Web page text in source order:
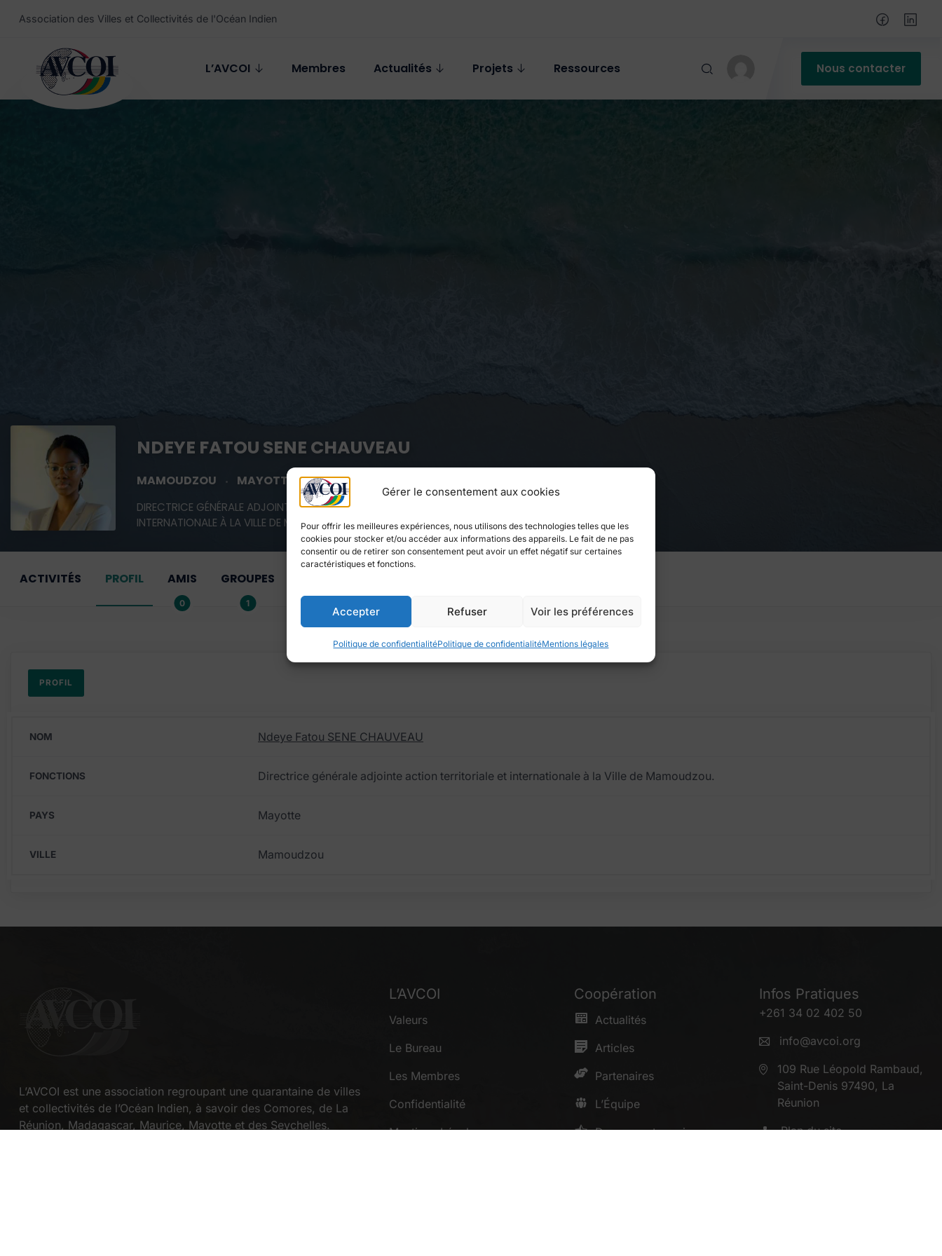
Gérer le consentement aux cookies
Pour offrir les meilleures expériences, nous utilisons des technologies telles que les
cookies pour stocker et/ou accéder aux informations des appareils. Le fait de ne pas
consentir ou de retirer son consentement peut avoir un effet négatif sur certaines
caractéristiques et fonctions.
Accepter Refuser Voir les préférences
Politique de confidentialitéPolitique de confidentialitéMentions légales
Association des Villes et Collectivités de l'Océan Indien
L’AVCOI Membres Actualités Projets Ressources Nous contacter
NDEYE FATOU SENE CHAUVEAU
MAMOUDZOU MAYOTTE
DIRECTRICE GÉNÉRALE ADJOINTE ACTION TERRITORIALE ET
INTERNATIONALE À LA VILLE DE MAMOUDZOU.
ACTIVITÉS PROFIL AMIS
0
GROUPES
1
PROFIL
NOM Ndeye Fatou SENE CHAUVEAU
FONCTIONS Directrice générale adjointe action territoriale et internationale à la Ville de Mamoudzou.
PAYS Mayotte
VILLE Mamoudzou
L’AVCOI est une association regroupant une quarantaine de villes
et collectivités de l’Océan Indien, à savoir des Comores, de La
Réunion, Madagascar, Maurice, Mayotte et des Seychelles.
L’AVCOI
Valeurs
Le Bureau
Les Membres
Confidentialité
Mentions Légales
Coopération
Actualités
Articles
Partenaires
L’Équipe
Donnez votre avis
Infos Pratiques
+261 34 02 402 50
info@avcoi.org
109 Rue Léopold Rambaud,
Saint-Denis 97490, La
Réunion
Plan du site